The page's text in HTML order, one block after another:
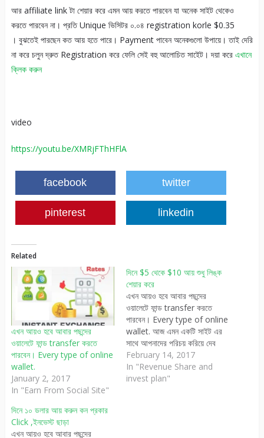
আর affiliate link টা শেয়ার করে এমন আয় করতে পারবেন যা অনেক সাইট থেকেও
করতে পারবেন না। প্রতি Unique ভিসিটর ০.০৪ registration korle $0.35
। বুঝতেই পারছেন কত আয় হতে পারে। Payment পাবেন অনেকগুলো উপায়ে। তাই দেরি
না করে চলুন দ্রুত Registration করে ফেলি সেই বহু আলোচিত সাইেট। দয়া করে এখানে
ক্লিক করুন
video
https://youtu.be/XMRjFThHFlA
facebook twitter
pinterest linkedin
Related
এখন আয়ও হবে আবার পছন্দের
ওয়ালেটে ফান্ড transfer করতে
পারবেন। Every type of online
wallet.
January 2, 2017
In "Earn From Social Site"
দিনে $5 থেকে $10 আয় শুধু লিঙ্ক
শেয়ার করে
এখন আয়ও হবে আবার পছন্দের
ওয়ালেটে ফান্ড transfer করতে
পারবেন। Every type of online
wallet. আজ এমন একটি সাইট এর
সাথে আপনাদের পরিচয় করিয়ে দেব
যেখানে আপনি একসাথে দুটি কাজ
করতে পারবেন। আয়ও হবে আবার
আপনার যেকোনো ওয়ালেটের টাকা
February 14, 2017
In "Revenue Share and
invest plan"
দিনে ১০ ডলার আয় করুন কন প্রকার
Click ,ইনভেস্ট ছাড়া
এখন আয়ও হবে আবার পছন্দের